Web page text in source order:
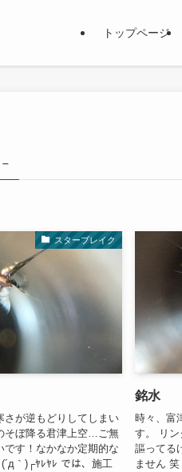
トップページ
スターブレイク
さが逆もどりしてしまい
そぼ降る君津上空…ご無
す！なかなか定期的な
｀)┌ﾔﾚﾔﾚ では、施工
銘水
時々、富
す。 リ
謳ってる
ません